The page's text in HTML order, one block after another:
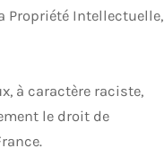
Propriété Intellectuelle,
à caractère raciste,
le droit de